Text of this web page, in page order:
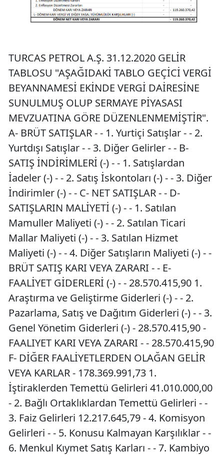
TURCAS PETROL A.Ş. 31.12.2020 GELİR
TABLOSU "AŞAĞIDAKİ TABLO GEÇİCİ VERGİ
BEYANNAMESİ EKİNDE VERGİ DAİRESİNE
SUNULMUŞ OLUP SERMAYE PİYASASI
MEVZUATINA GÖRE DÜZENLENMEMİŞTİR".
A- BRÜT SATIŞLAR - - 1. Yurtiçi Satışlar - - 2.
Yurtdışı Satışlar - - 3. Diğer Gelirler - - B-
SATIŞ İNDİRİMLERİ (-) - - 1. Satışlardan
İadeler (-) - - 2. Satış İskontoları (-) - - 3. Diğer
İndirimler (-) - - C- NET SATIŞLAR - - D-
SATIŞLARIN MALİYETİ (-) - - 1. Satılan
Mamuller Maliyeti (-) - - 2. Satılan Ticari
Mallar Maliyeti (-) - - 3. Satılan Hizmet
Maliyeti (-) - - 4. Diğer Satışların Maliyeti (-) - -
BRÜT SATIŞ KARI VEYA ZARARI - - E-
FAALİYET GİDERLERİ (-) - - 28.570.415,90 1.
Araştırma ve Geliştirme Giderleri (-) - - 2.
Pazarlama, Satış ve Dağıtım Giderleri (-) - - 3.
Genel Yönetim Giderleri (-) - 28.570.415,90 -
FAALIYET KARI VEYA ZARARI - - 28.570.415,90
F- DİĞER FAALİYETLERDEN OLAĞAN GELİR
VEYA KARLAR - 178.369.991,73 1.
İştiraklerden Temettü Gelirleri 41.010.000,00
- 2. Bağlı Ortaklıklardan Temettü Gelirleri - -
3. Faiz Gelirleri 12.217.645,79 - 4. Komisyon
Gelirleri - - 5. Konusu Kalmayan Karşılıklar - -
6. Menkul Kıymet Satış Karları - - 7. Kambiyo